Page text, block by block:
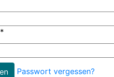
*
Passwort vergessen?